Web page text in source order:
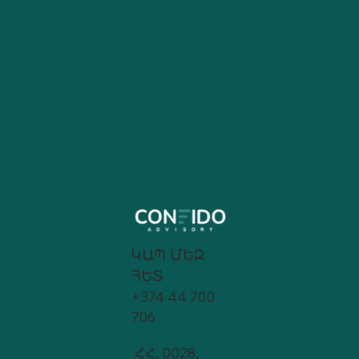
ԿԱՊ ՄԵԶ
ՀԵՏ
+374 44 700
706
ՀՀ, 0028,